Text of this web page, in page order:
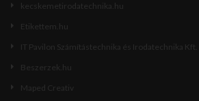
kecskemetirodatechnika.hu
Etikettem.hu
IT Pavilon Számítástechnika és Irodatechnika Kft.
Beszerzek.hu
Maped Creativ